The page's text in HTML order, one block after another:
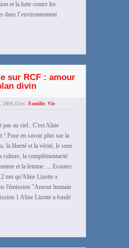
et la lutte contre les
dans l’environnement
sur RCF : amour
divin
2016 Dans: Famille, Vie
pas au ciel.. C'est Aline
! Pour en savoir plus sur la
la liberté et la vérité, le sens
culture, la complémentarité
et la femme .....Ecoutez
mn qu'Aline Lizotte a
l'émission "Amour humain
1 Aline Lizotte a fondé